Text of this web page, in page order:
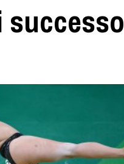
successo